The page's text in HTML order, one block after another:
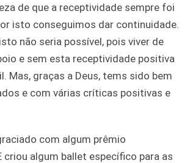
de que a receptividade sempre foi
isto conseguimos dar continuidade.
não seria possível, pois viver de
e sem esta receptividade positiva
Mas, graças a Deus, tems sido bem
e com várias críticas positivas e
com algum prêmio
criou algum ballet específico para as